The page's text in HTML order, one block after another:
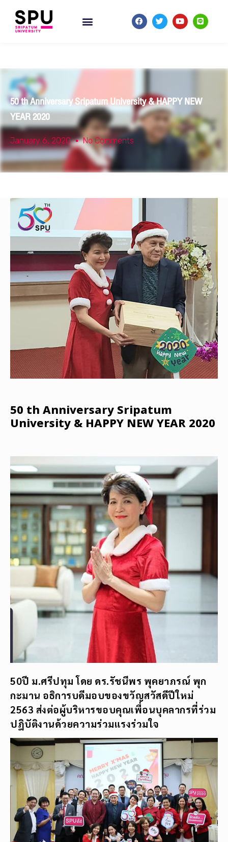
50 th Anniversary Sripatum University & HAPPY NEW
YEAR 2020
January 6, 2020 No Comments
50 th Anniversary Sripatum
University & HAPPY NEW YEAR 2020
50ปี ม.ศรีปทุม โดย ดร.รัชนีพร พุคยาภรณ์ พุก
กะมาน อธิการบดีมอบของขวัญสวัสดีปีใหม่
2563 ส่งต่อผู้บริหารขอบคุณเพื่อนบุคลากรที่ร่วม
ปฎิบัติงานด้วยความร่วมแรงร่วมใจ